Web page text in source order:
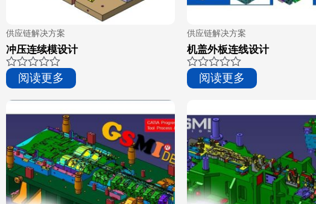
供应链解决方案
冲压连续模设计
评
分
5
阅读更多
供应链解决方案
机盖外板连线设计
评
分
5
阅读更多